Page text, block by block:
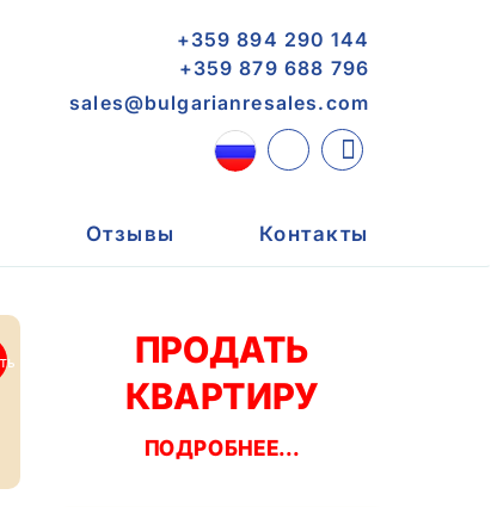
+359 894 290 144
+359 879 688 796
sales@bulgarianresales.com
Отзывы Контакты
ПРОДАТЬ
КВАРТИРУ
ПОДРОБНЕЕ...